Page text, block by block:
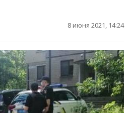
8 июня 2021, 14:24